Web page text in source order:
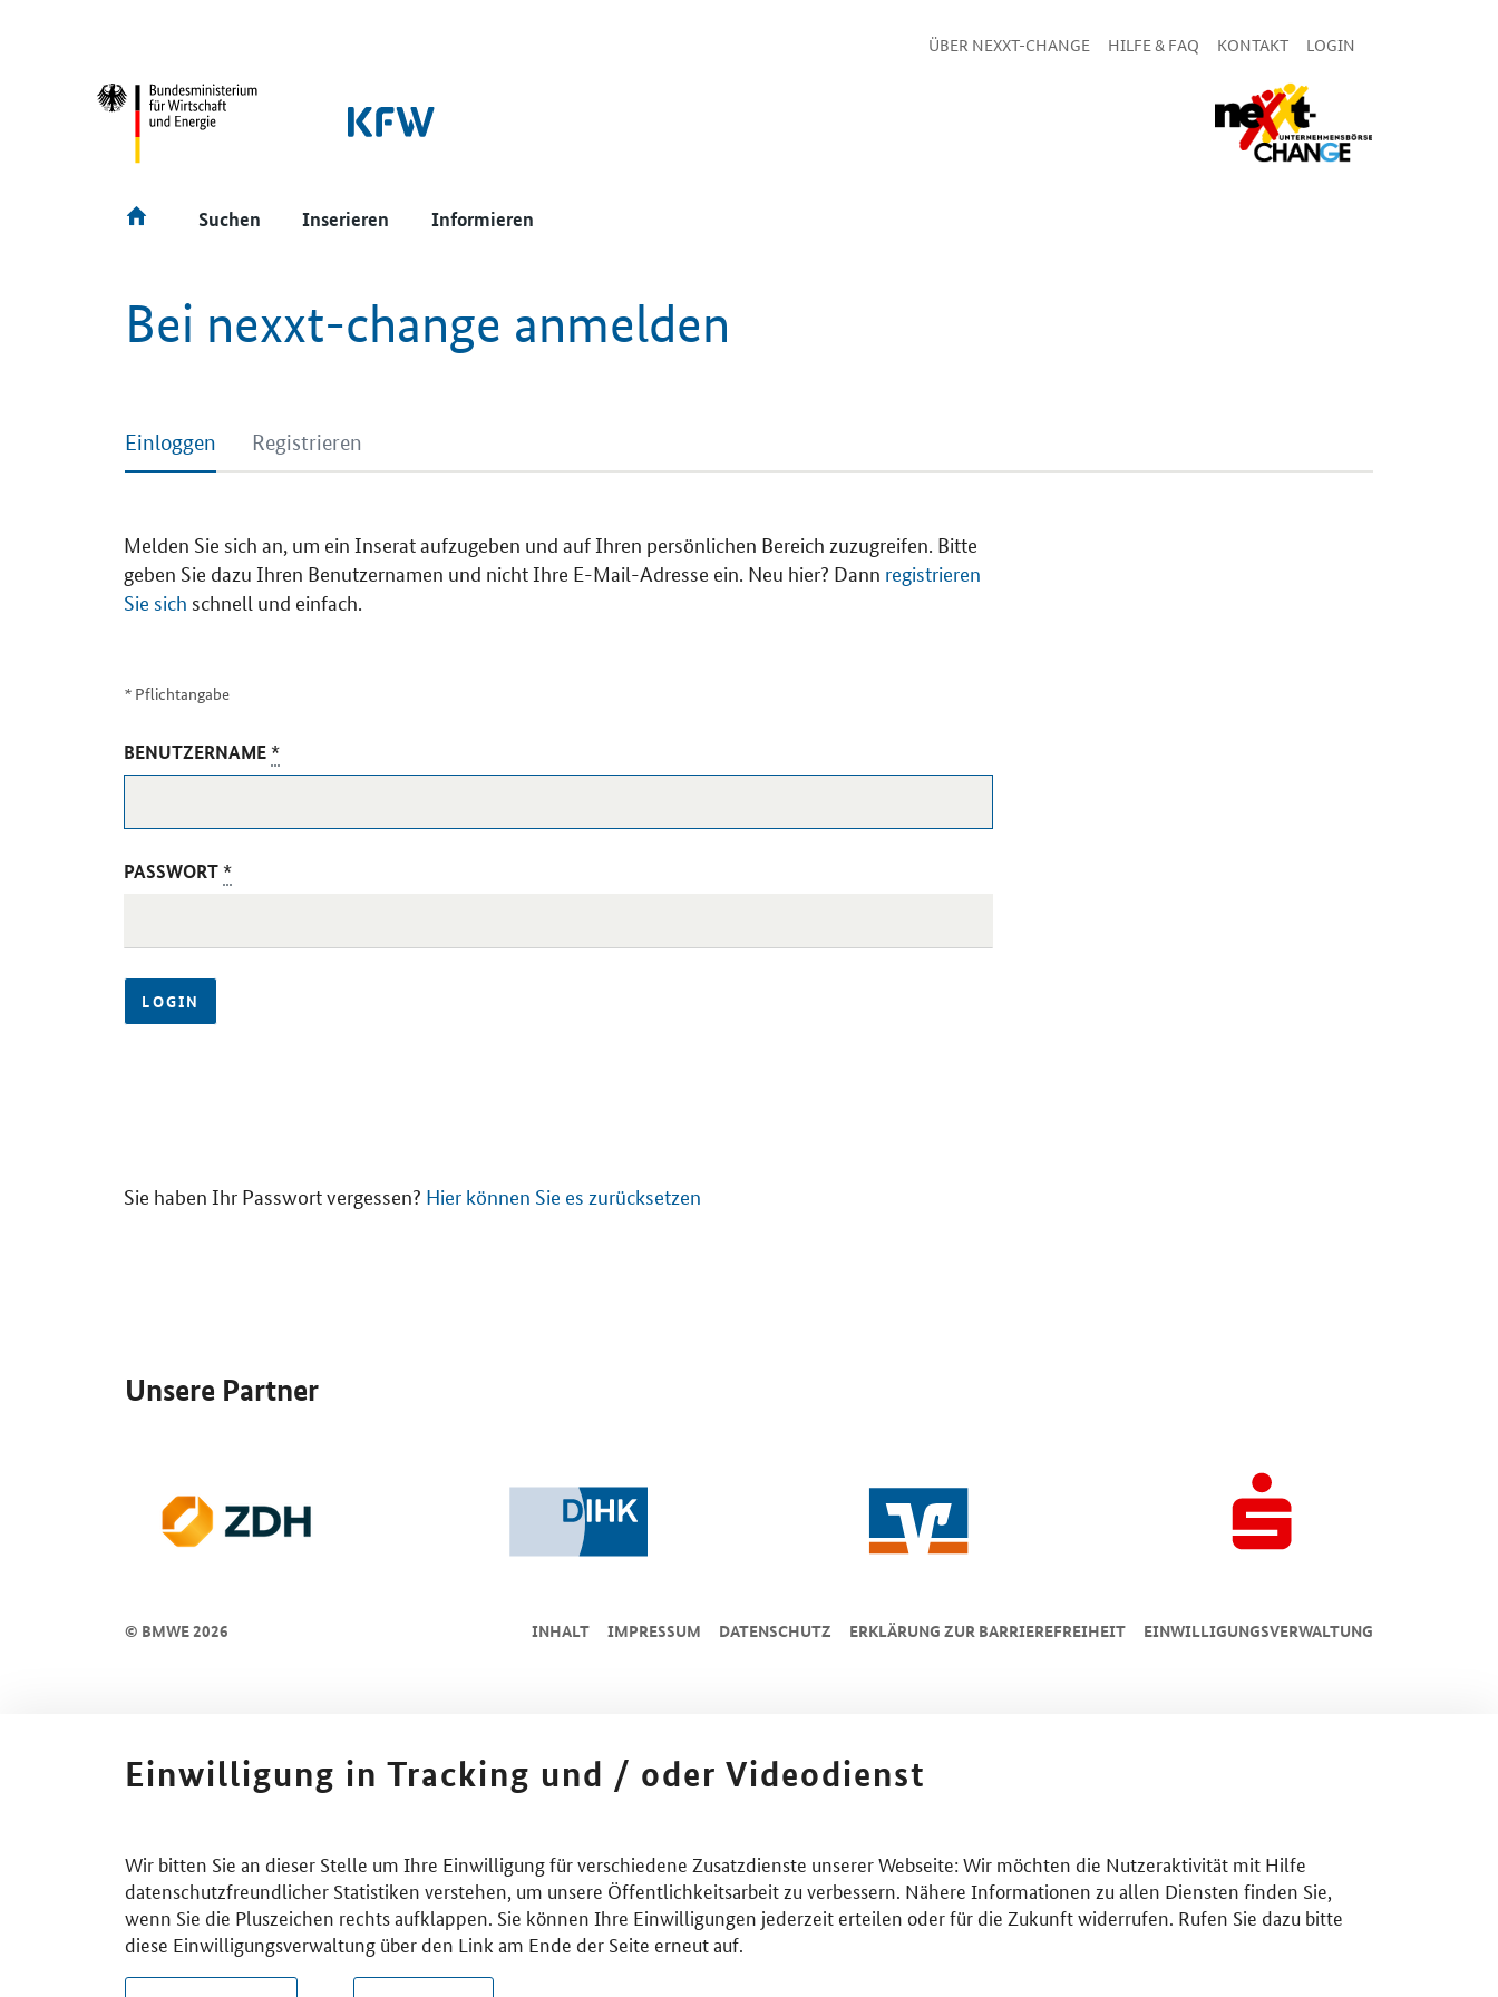
ÜBER NEXXT-CHANGE HILFE & FAQ KONTAKT LOGIN
Suchen Inserieren Informieren
Bei nexxt-change anmelden
Einloggen Registrieren
Melden Sie sich an, um ein Inserat aufzugeben und auf Ihren persönlichen Bereich zuzugreifen. Bitte
geben Sie dazu Ihren Benutzernamen und nicht Ihre E-Mail-Adresse ein. Neu hier? Dann registrieren
Sie sich schnell und einfach.
* Pflichtangabe
BENUTZERNAME *
PASSWORT *
LOGIN
Sie haben Ihr Passwort vergessen? Hier können Sie es zurücksetzen
Unsere Partner
© BMWE 2026 INHALT IMPRESSUM DA­TEN­SCHUTZ ERKLÄRUNG ZUR BARRIEREFREIHEIT EINWILLIGUNGSVERWALTUNG
Einwilligung in Tracking und / oder Videodienst
Wir bitten Sie an dieser Stelle um Ihre Einwilligung für verschiedene Zusatzdienste unserer Webseite: Wir möchten die Nutzeraktivität mit Hilfe
datenschutzfreundlicher Statistiken verstehen, um unsere Öffentlichkeitsarbeit zu verbessern. Nähere Informationen zu allen Diensten finden Sie,
wenn Sie die Pluszeichen rechts aufklappen. Sie können Ihre Einwilligungen jederzeit erteilen oder für die Zukunft widerrufen. Rufen Sie dazu bitte
diese Einwilligungsverwaltung über den Link am Ende der Seite erneut auf.